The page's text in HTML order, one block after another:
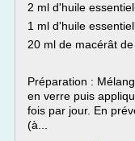
2 ml d'huile
1 ml d'huile
20 ml de macérât
Préparation :
en verre puis
fois par jour. En
(à...